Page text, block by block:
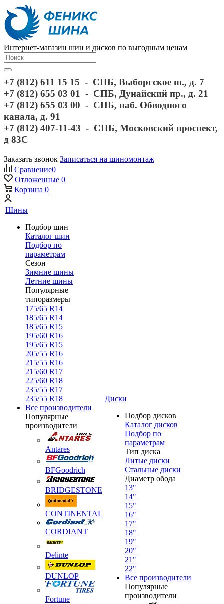
Интернет-магазин шин и дисков по выгодным ценам
+7 (812) 611 15 15 - СПБ, Выборгское ш., д. 7
+7 (812) 655 03 01 - СПБ, Дунайский пр., д. 21
+7 (812) 655 03 00 - СПБ, наб. Обводного
канала, д. 91
+7 (812) 407-11-43 - СПБ, Московский проспект,
д 83С
Заказать звонок Записаться на шиномонтаж
Сравнение0
Отложенные 0
Корзина 0
Шины
Подбор шин
Каталог шин
Подбор по
параметрам
Сезон
Зимние шины
Летние шины
Популярные
типоразмеры
175/65 R14
185/65 R14
185/65 R15
195/60 R16
195/65 R15
205/55 R16
215/55 R16
215/60 R17
225/60 R18
235/55 R17
235/55 R18
Все производители
Популярные
производители
Antares
BFGoodrich
BRIDGESTONE
CONTINENTAL
CORDIANT
Delinte
DUNLOP
Fortune
Диски
Подбор дисков
Каталог дисков
Подбор по
параметрам
Тип диска
Литые диски
Стальные диски
Диаметр обода
13"
14"
15"
16"
17"
18"
19"
20"
21"
22"
Все производители
Популярные
производители